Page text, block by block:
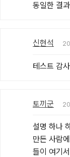
동일한 결
신현석
테스트 감
토끼군
설명 하나
만든 사람
들이 여기